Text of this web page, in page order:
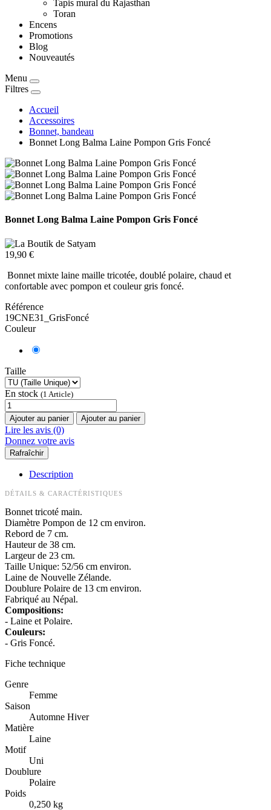
Tapis mural du Rajasthan
Toran
Encens
Promotions
Blog
Nouveautés
Menu
Filtres
Accueil
Accessoires
Bonnet, bandeau
Bonnet Long Balma Laine Pompon Gris Foncé
Bonnet Long Balma Laine Pompon Gris Foncé
19,90 €
Bonnet mixte laine maille tricotée, doublé polaire, chaud et
confortable avec pompon et couleur gris foncé.
Référence
19CNE31_GrisFoncé
Couleur
Taille
En stock (1 Article)
Ajouter au panier Ajouter au panier
Lire les avis (0)
Donnez votre avis
Description
DÉTAILS & CARACTÉRISTIQUES
Bonnet tricoté main.
Diamètre Pompon de 12 cm environ.
Rebord de 7 cm.
Hauteur de 38 cm.
Largeur de 23 cm.
Taille Unique: 52/56 cm environ.
Laine de Nouvelle Zélande.
Doublure Polaire de 13 cm environ.
Fabriqué au Népal.
Compositions:
- Laine et Polaire.
Couleurs:
- Gris Foncé.
Fiche technique
Genre
Femme
Saison
Automne Hiver
Matière
Laine
Motif
Uni
Doublure
Polaire
Poids
0,250 kg